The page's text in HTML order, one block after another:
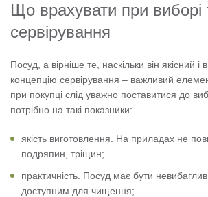
Що врахувати при виборі
сервірування
Посуд, а вірніше те, наскільки він якісний і
концепцію сервірування – важливий
при покупці слід уважно поставитися до
потрібно на такі показники:
якість виготовлення. На приладах не
подряпин, тріщин;
практичність. Посуд має бути
доступним для чищення;